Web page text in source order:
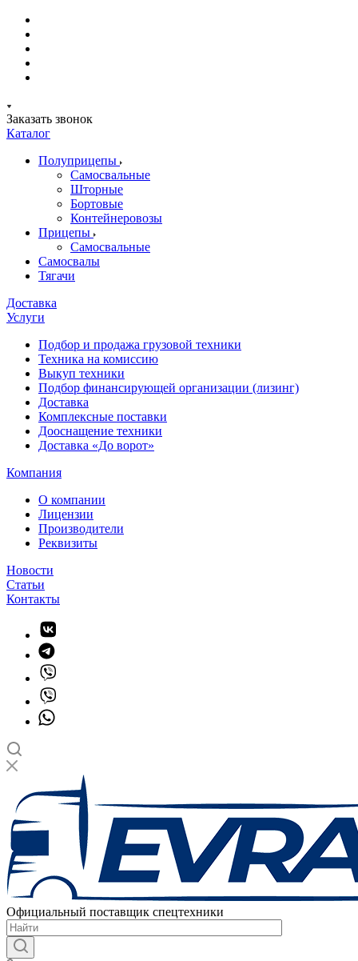
Заказать звонок
Каталог
Полуприцепы
Самосвальные
Шторные
Бортовые
Контейнеровозы
Прицепы
Самосвальные
Самосвалы
Тягачи
Доставка
Услуги
Подбор и продажа грузовой техники
Техника на комиссию
Выкуп техники
Подбор финансирующей организации (лизинг)
Доставка
Комплексные поставки
Дооснащение техники
Доставка «До ворот»
Компания
О компании
Лицензии
Производители
Реквизиты
Новости
Статьи
Контакты
Официальный поставщик спецтехники